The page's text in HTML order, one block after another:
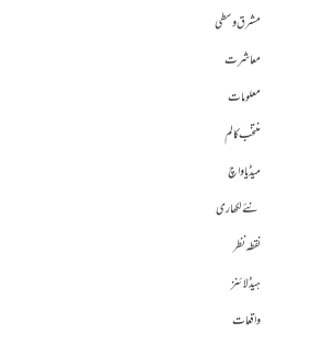
مشرق وسطی
معاشرت
معلومات
منتخب کالم
میڈیا واچ
نئے لکھاری
نقطہ نظر
ہیڈلائنز
واقعات